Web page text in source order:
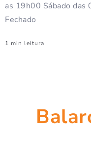
as 19h00 Sábado
Fechado
1 min leitura